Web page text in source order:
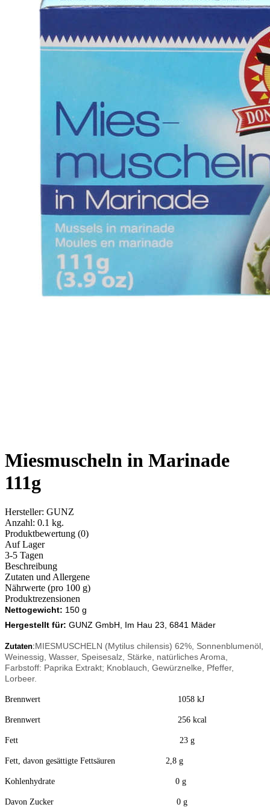
Miesmuscheln in Marinade
111g
Hersteller: GUNZ
Anzahl: 0.1 kg.
Produktbewertung (0)
Auf Lager
3-5 Tagen
Beschreibung
Zutaten und Allergene
Nährwerte (pro 100 g)
Produktrezensionen
Nettogewicht: 150 g
Hergestellt für: GUNZ GmbH, Im Hau 23, 6841 Mäder
Zutaten:MIESMUSCHELN (Mytilus chilensis) 62%, Sonnenblumenöl,
Weinessig, Wasser, Speisesalz, Stärke, natürliches Aroma,
Farbstoff: Paprika Extrakt; Knoblauch, Gewürznelke, Pfeffer,
Lorbeer.
Brennwert 1058 kJ
Brennwert 256 kcal
Fett 23 g
Fett, davon gesättigte Fettsäuren 2,8 g
Kohlenhydrate 0 g
Davon Zucker 0 g